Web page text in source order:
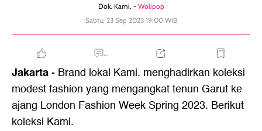
Dok. Kami. - Wolipop
Sabtu, 23 Sep 2023 19:00 WIB
...
Jakarta- Brand lokal Kami. menghadirkan koleksi
modest fashion yang mengangkat tenun Garut ke
ajang London Fashion Week Spring 2023. Berikut
koleksi Kami.